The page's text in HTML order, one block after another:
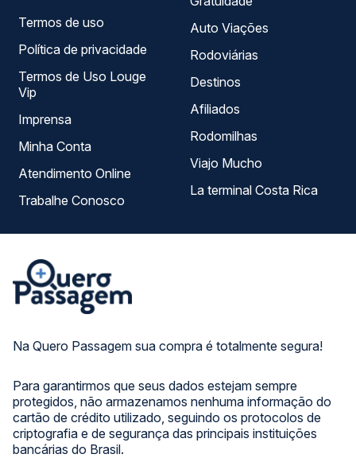
Na Quero Passagem sua compra é totalmente segura!
Para garantirmos que seus dados estejam sempre
protegidos, não armazenamos nenhuma informação do
cartão de crédito utilizado, seguindo os protocolos de
criptografia e de segurança das principais instituições
bancárias do Brasil.
Termos de uso
Política de privacidade
Termos de Uso Louge
Vip
Imprensa
Minha Conta
Atendimento Online
Trabalhe Conosco
Auto Viações
Rodoviárias
Destinos
Afiliados
Rodomilhas
Viajo Mucho
La terminal Costa Rica